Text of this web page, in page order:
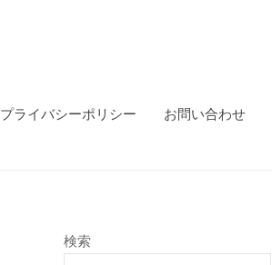
プライバシーポリシー お問い合わせ
検索